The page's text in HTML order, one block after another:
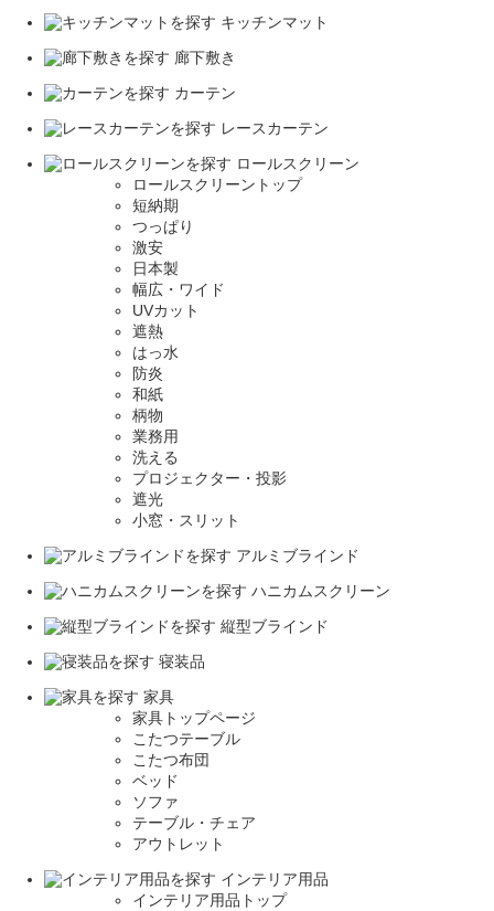
キッチンマット
廊下敷き
カーテン
レースカーテン
ロールスクリーン
ロールスクリーントップ
短納期
つっぱり
激安
日本製
幅広・ワイド
UVカット
遮熱
はっ水
防炎
和紙
柄物
業務用
洗える
プロジェクター・投影
遮光
小窓・スリット
アルミブラインド
ハニカムスクリーン
縦型ブラインド
寝装品
家具
家具トップページ
こたつテーブル
こたつ布団
ベッド
ソファ
テーブル・チェア
アウトレット
インテリア用品
インテリア用品トップ